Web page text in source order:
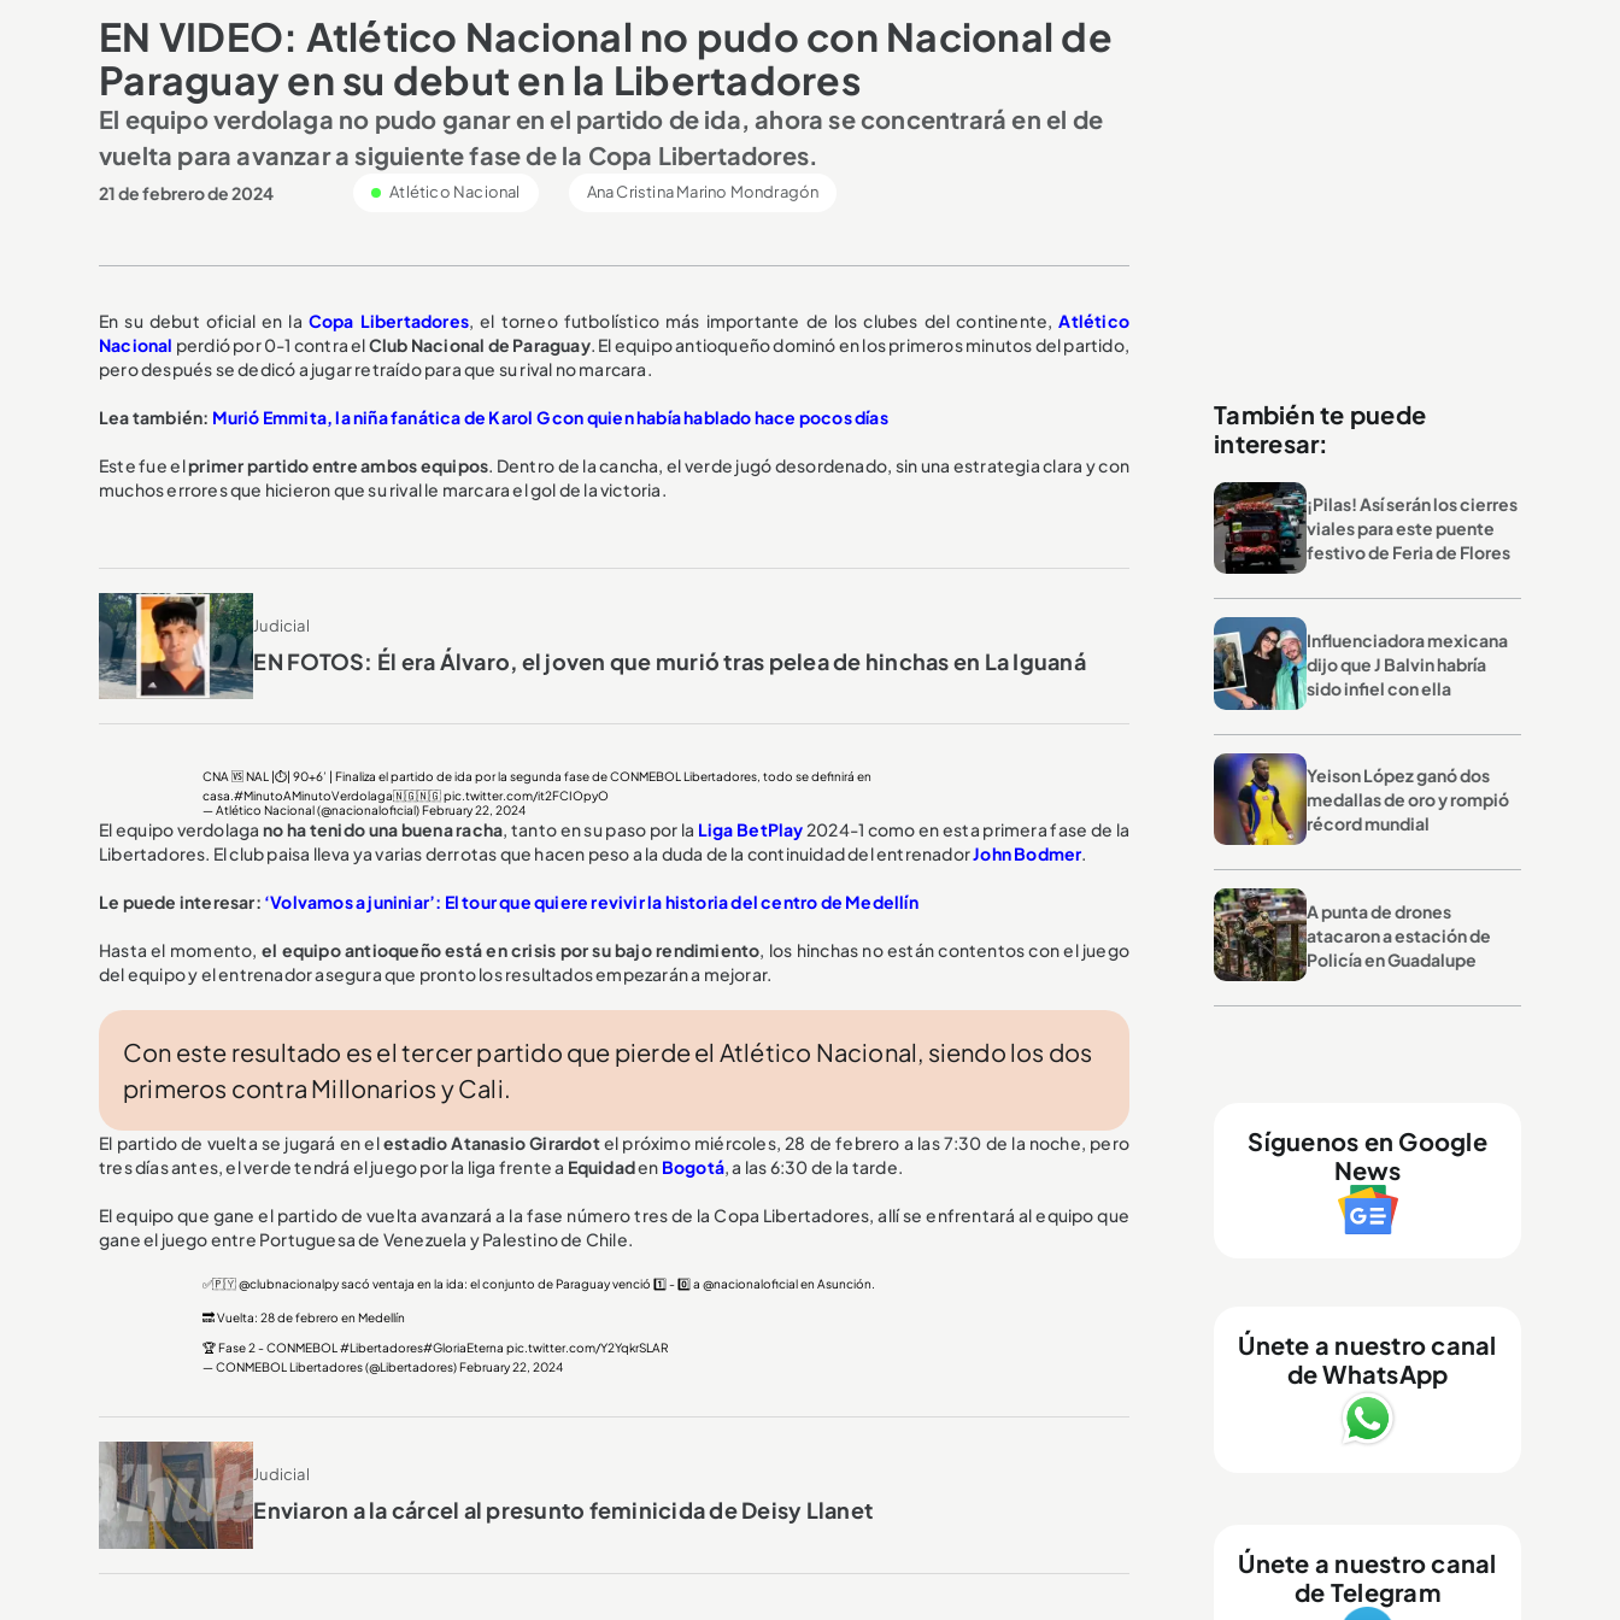
EN VIDEO: Atlético Nacional no pudo con Nacional de
Paraguay en su debut en la Libertadores
El equipo verdolaga no pudo ganar en el partido de ida, ahora se concentrará en el de
vuelta para avanzar a siguiente fase de la Copa Libertadores.
21 de febrero de 2024 Atlético Nacional Ana Cristina Marino Mondragón
En su debut oficial en la Copa Libertadores, el torneo futbolístico más importante de los clubes del continente,Atlético
Nacional perdió por 0-1 contra elClub Nacional de Paraguay. El equipo antioqueño dominó en los primeros minutos del partido,
pero después se dedicó a jugar retraído para que su rival no marcara.
Lea también: Murió Emmita, la niña fanática de Karol G con quien había hablado hace pocos días
Este fue elprimer partido entre ambos equipos. Dentro de la cancha, el verde jugó desordenado, sin una estrategia clara y con
muchos errores que hicieron que su rival le marcara el gol de la victoria.
Judicial
EN FOTOS: Él era Álvaro, el joven que murió tras pelea de hinchas en La Iguaná
CNA 🆚 NAL |⏱️| 90+6’ | Finaliza el partido de ida por la segunda fase de CONMEBOL Libertadores, todo se definirá en
casa. #MinutoAMinutoVerdolaga🇳🇬🇳🇬pic.twitter.com/it2FCIOpyO
— Atlético Nacional (@nacionaloficial) February 22, 2024
El equipo verdolaga no ha tenido una buena racha, tanto en su paso por la Liga BetPlay 2024-1 como en esta primera fase de la
Libertadores. El club paisa lleva ya varias derrotas que hacen peso a la duda de la continuidad del entrenadorJohn Bodmer.
Le puede interesar: ‘Volvamos a juniniar’: El tour que quiere revivir la historia del centro de Medellín
Hasta el momento, el equipo antioqueño está en crisis por su bajo rendimiento, los hinchas no están contentos con el juego
del equipo y el entrenador asegura que pronto los resultados empezarán a mejorar.
Con este resultado es el tercer partido que pierde el Atlético Nacional, siendo los dos
primeros contra Millonarios y Cali.
El partido de vuelta se jugará en elestadio Atanasio Girardotel próximo miércoles, 28 de febrero a las 7:30 de la noche, pero
tres días antes, el verde tendrá el juego por la liga frente a Equidaden Bogotá, a las 6:30 de la tarde.
El equipo que gane el partido de vuelta avanzará a la fase número tres de la Copa Libertadores, allí se enfrentará al equipo que
gane el juego entre Portuguesa de Venezuela y Palestino de Chile.
✅🇵🇾@clubnacionalpysacó ventaja en la ida: el conjunto de Paraguay venció 1️⃣️ - 0️⃣ a @nacionaloficialen Asunción.
🔜 Vuelta: 28 de febrero en Medellín
🏆 Fase 2 - CONMEBOL #Libertadores#GloriaEterna pic.twitter.com/Y2YqkrSLAR
— CONMEBOL Libertadores (@Libertadores) February 22, 2024
Judicial
Enviaron a la cárcel al presunto feminicida de Deisy Llanet
También te puede
interesar:
¡Pilas! Así serán los cierres
viales para este puente
festivo de Feria de Flores
Influenciadora mexicana
dijo que J Balvin habría
sido infiel con ella
Yeison López ganó dos
medallas de oro y rompió
récord mundial
A punta de drones
atacaron a estación de
Policía en Guadalupe
Síguenos en Google
News
Únete a nuestro canal
de WhatsApp
Únete a nuestro canal
de Telegram